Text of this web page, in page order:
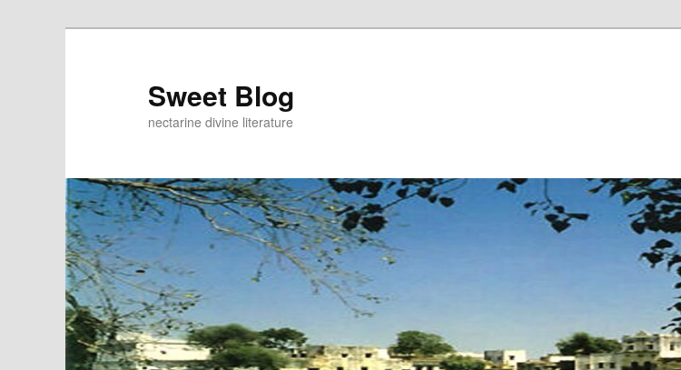
Sweet Blog
nectarine divine literature